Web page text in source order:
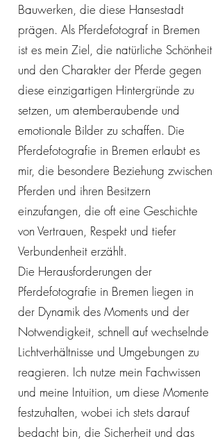
Bauwerken, die diese Hansestadt
prägen. Als Pferdefotograf in Bremen
ist es mein Ziel, die natürliche Schönheit
und den Charakter der Pferde gegen
diese einzigartigen Hintergründe zu
setzen, um atemberaubende und
emotionale Bilder zu schaffen. Die
Pferdefotografie in Bremen erlaubt es
mir, die besondere Beziehung zwischen
Pferden und ihren Besitzern
einzufangen, die oft eine Geschichte
von Vertrauen, Respekt und tiefer
Verbundenheit erzählt.
Die Herausforderungen der
Pferdefotografie in Bremen liegen in
der Dynamik des Moments und der
Notwendigkeit, schnell auf wechselnde
Lichtverhältnisse und Umgebungen zu
reagieren. Ich nutze mein Fachwissen
und meine Intuition, um diese Momente
festzuhalten, wobei ich stets darauf
bedacht bin, die Sicherheit und das